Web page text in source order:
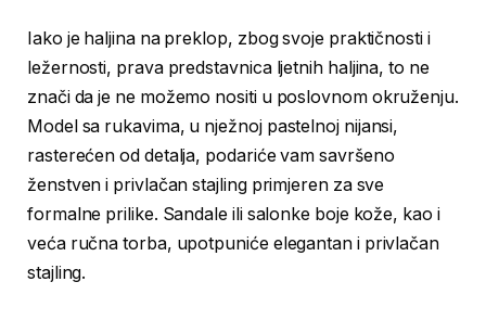
Iako je haljina na preklop, zbog svoje praktičnosti i
ležernosti, prava predstavnica ljetnih haljina, to ne
znači da je ne možemo nositi u poslovnom okruženju.
Model sa rukavima, u nježnoj pastelnoj nijansi,
rasterećen od detalja, podariće vam savršeno
ženstven i privlačan stajling primjeren za sve
formalne prilike. Sandale ili salonke boje kože, kao i
veća ručna torba, upotpuniće elegantan i privlačan
stajling.